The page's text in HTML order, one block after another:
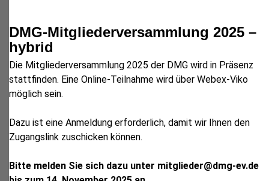
DMG-Mitgliederversammlung 2025 –
hybrid
Die Mitgliederversammlung 2025 der DMG wird in Präsenz
stattfinden. Eine Online-Teilnahme wird über Webex-Viko
möglich sein.
Dazu ist eine Anmeldung erforderlich, damit wir Ihnen den
Zugangslink zuschicken können.
Bitte melden Sie sich dazu unter mitglieder@dmg-ev.de